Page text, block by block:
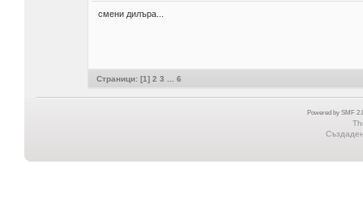
смени дилъра...
Страници: [1] 2 3 6
Powered by SMF